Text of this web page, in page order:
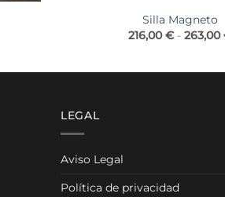
Silla Magneto
216,00€ - 263,00
LEGAL
Aviso Legal
Política de privacidad